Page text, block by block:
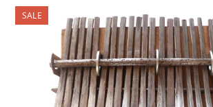
は
¥28,800
で
し
た。
格
は
¥27,800
で
す。
SALE